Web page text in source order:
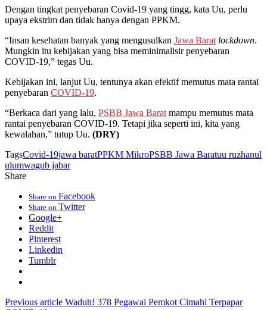
Dengan tingkat penyebaran Covid-19 yang tingg, kata Uu, perlu
upaya ekstrim dan tidak hanya dengan PPKM.
“Insan kesehatan banyak yang mengusulkan Jawa Barat lockdown.
Mungkin itu kebijakan yang bisa meminimalisir penyebaran
COVID-19,” tegas Uu.
Kebijakan ini, lanjut Uu, tentunya akan efektif memutus mata rantai
penyebaran COVID-19.
“Berkaca dari yang lalu, PSBB Jawa Barat mampu memutus mata
rantai penyebaran COVID-19. Tetapi jika seperti ini, kita yang
kewalahan,” tutup Uu. (DRY)
TagsCovid-19jawa baratPPKM MikroPSBB Jawa Baratuu ruzhanul
ulumwagub jabar
Share
Share on Facebook
Share on Twitter
Google+
Reddit
Pinterest
Linkedin
Tumblr
Previous article Waduh! 378 Pegawai Pemkot Cimahi Terpapar